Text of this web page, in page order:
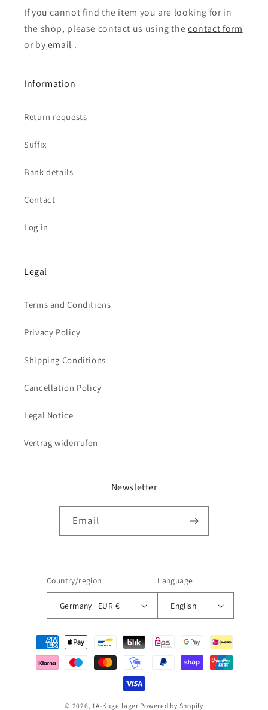
If you cannot find the item you are looking for in
the shop, please contact us using thecontact form
or byemail .
Information
Return requests
Suffix
Bank details
Contact
Log in
Legal
Terms and Conditions
Privacy Policy
Shipping Conditions
Cancellation Policy
Legal Notice
Vertrag widerrufen
Newsletter
Email
Country/region
Germany | EUR €
Language
English
Payment
methods
© 2026,1A-Kugellager Powered by Shopify